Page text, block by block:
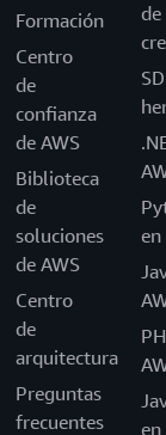
Formación
Centro
de
confianza
de AWS
Biblioteca
de
soluciones
de AWS
Centro
de
arquitectura
Preguntas
frecuentes
de
en
en